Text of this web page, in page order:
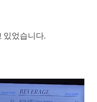
있었습니다.